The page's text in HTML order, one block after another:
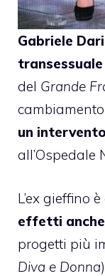
Gabriele
transessuale
del Grande
un
all’Ospedale
L’ex gieffino
effetti
progetti più
Diva e Donna)